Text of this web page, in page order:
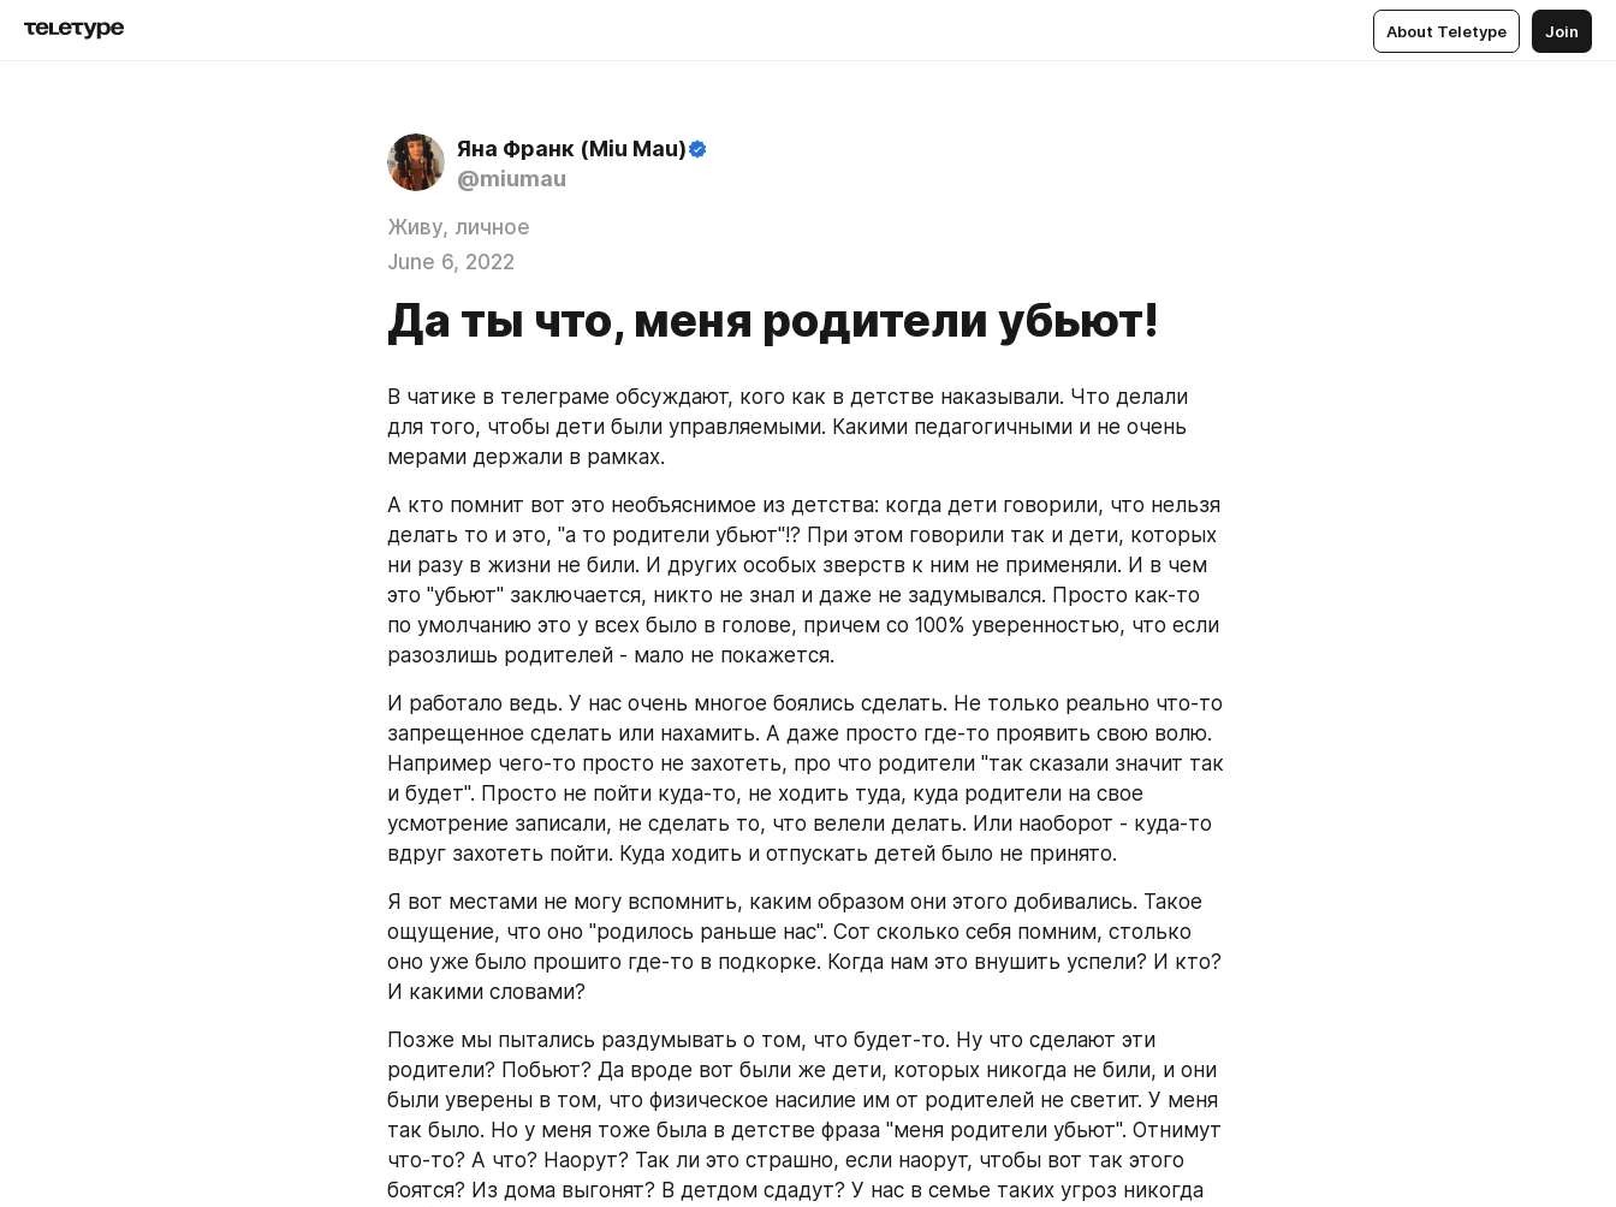
About Teletype Join
Яна Франк (Miu Mau)
@miumau
Живу, личное
June 6, 2022
Да ты что, меня родители убьют!
В чатике в телеграме обсуждают, кого как в детстве наказывали. Что делали
для того, чтобы дети были управляемыми. Какими педагогичными и не очень
мерами держали в рамках.
А кто помнит вот это необъяснимое из детства: когда дети говорили, что нельзя
делать то и это, "а то родители убьют"!? При этом говорили так и дети, которых
ни разу в жизни не били. И других особых зверств к ним не применяли. И в чем
это "убьют" заключается, никто не знал и даже не задумывался. Просто как-то
по умолчанию это у всех было в голове, причем со 100% уверенностью, что если
разозлишь родителей - мало не покажется.
И работало ведь. У нас очень многое боялись сделать. Не только реально что-то
запрещенное сделать или нахамить. А даже просто где-то проявить свою волю.
Например чего-то просто не захотеть, про что родители "так сказали значит так
и будет". Просто не пойти куда-то, не ходить туда, куда родители на свое
усмотрение записали, не сделать то, что велели делать. Или наоборот - куда-то
вдруг захотеть пойти. Куда ходить и отпускать детей было не принято.
Я вот местами не могу вспомнить, каким образом они этого добивались. Такое
ощущение, что оно "родилось раньше нас". Сот сколько себя помним, столько
оно уже было прошито где-то в подкорке. Когда нам это внушить успели? И кто?
И какими словами?
Позже мы пытались раздумывать о том, что будет-то. Ну что сделают эти
родители? Побьют? Да вроде вот были же дети, которых никогда не били, и они
были уверены в том, что физическое насилие им от родителей не светит. У меня
так было. Но у меня тоже была в детстве фраза "меня родители убьют". Отнимут
что-то? А что? Наорут? Так ли это страшно, если наорут, чтобы вот так этого
боятся? Из дома выгонят? В детдом сдадут? У нас в семье таких угроз никогда